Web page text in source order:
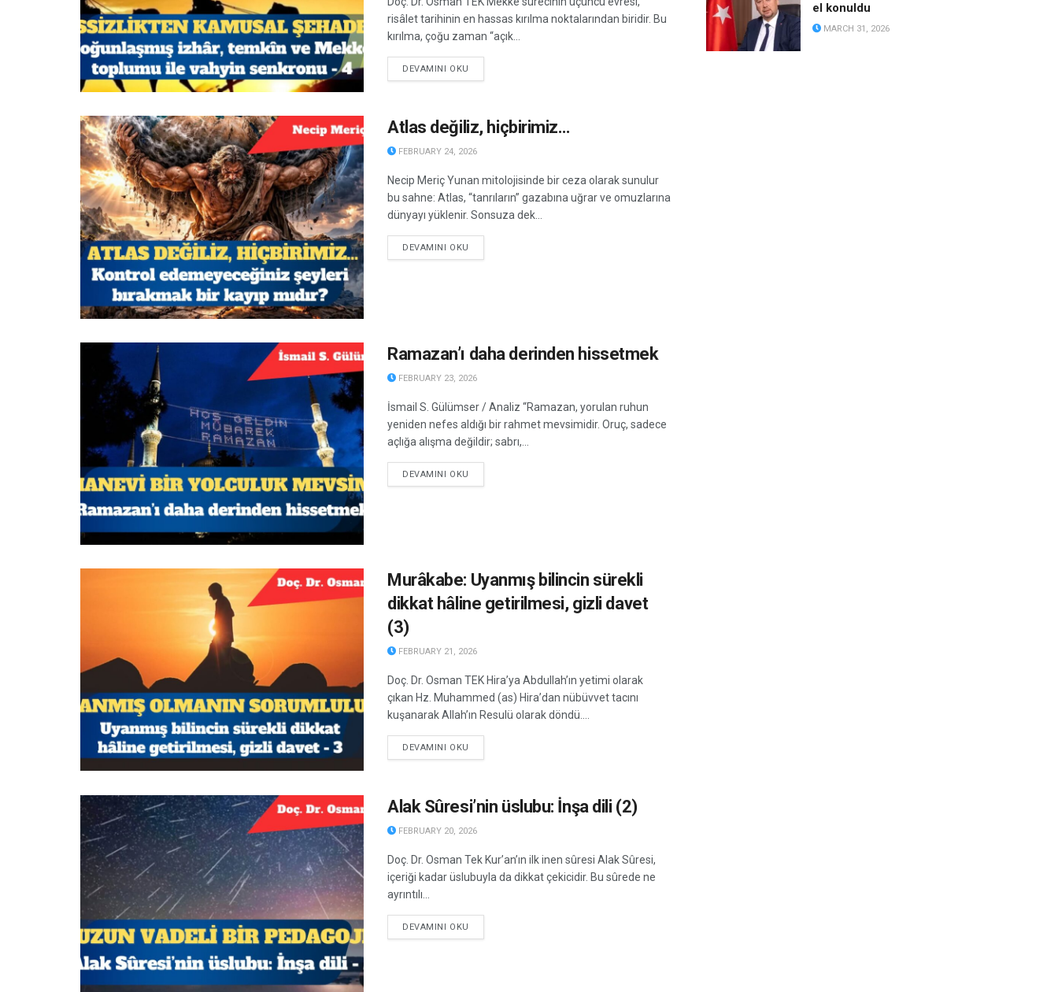
risâlet tarihinin en hassas kırılma noktalarından biridir. Bu
kırılma, çoğu zaman “açık...
DEVAMINI OKU
Atlas değiliz, hiçbirimiz…
FEBRUARY 24, 2026
Necip Meriç Yunan mitolojisinde bir ceza olarak sunulur
bu sahne: Atlas, “tanrıların” gazabına uğrar ve omuzlarına
dünyayı yüklenir. Sonsuza dek...
DEVAMINI OKU
Ramazan’ı daha derinden hissetmek
FEBRUARY 23, 2026
İsmail S. Gülümser / Analiz “Ramazan, yorulan ruhun
yeniden nefes aldığı bir rahmet mevsimidir. Oruç, sadece
açlığa alışma değildir; sabrı,...
DEVAMINI OKU
Murâkabe: Uyanmış bilincin sürekli
dikkat hâline getirilmesi, gizli davet
(3)
FEBRUARY 21, 2026
Doç. Dr. Osman TEK Hira’ya Abdullah’ın yetimi olarak
çıkan Hz. Muhammed (as) Hira’dan nübüvvet tacını
kuşanarak Allah’ın Resulü olarak döndü....
DEVAMINI OKU
Alak Sûresi’nin üslubu: İnşa dili (2)
FEBRUARY 20, 2026
Doç. Dr. Osman Tek Kur’an’ın ilk inen sûresi Alak Sûresi,
içeriği kadar üslubuyla da dikkat çekicidir. Bu sûrede ne
ayrıntılı...
DEVAMINI OKU
el konuldu
MARCH 31, 2026